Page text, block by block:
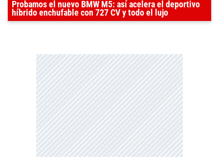
Probamos el nuevo BMW M5: así acelera el deportivo
híbrido enchufable con 727 CV y todo el lujo